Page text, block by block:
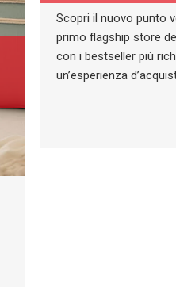
Scopri il nuovo punto
primo flagship store
con i bestseller più
un’esperienza